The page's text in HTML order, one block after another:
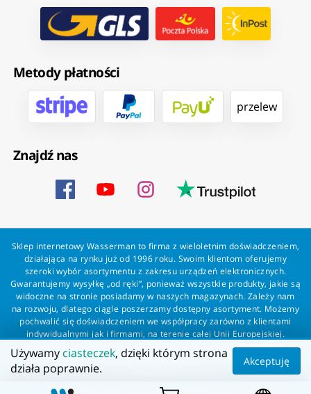
Metody płatności
przelew
Znajdź nas
Sklep internetowy Wasserman to firma z wieloletnim doświadczeniem,
działająca na rynku już od 1996 roku. Swoim klientom oferujemy
szeroki wybór asortymentu z zakresu urządzeń elektronicznych.
Gwarantujemy wysyłkę „od ręki”, ponieważ wszystkie produkty, jakie są
widoczne na stronie posiadamy w naszych magazynach. Zależy nam
na rozwoju, dlatego ciągle poszerzamy dostępny asortyment. Możemy
pochwalić się doświadczeniem we współpracy zarówno z klientami
indywidualnymi jak i firmami, na terenie całej Unii Europejskiej.
Zapewniamy profesjonalną obsługę każdego klienta oraz szybką i
bezproblemową realizację zamówień. Wasserman - wszystko dla
Używamy ciasteczek, dzięki którym strona
działa poprawnie.
Akceptuję